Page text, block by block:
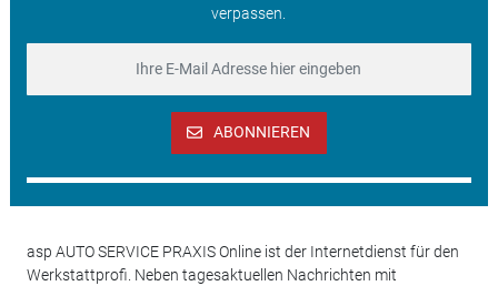
verpassen.
ABONNIEREN
asp AUTO SERVICE PRAXIS Online ist der Internetdienst für den
Werkstattprofi. Neben tagesaktuellen Nachrichten mit